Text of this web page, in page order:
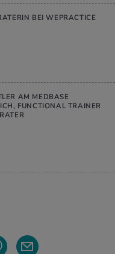
BEI WEPRACTICE
AM MEDBASE
FUNCTIONAL TRAINER